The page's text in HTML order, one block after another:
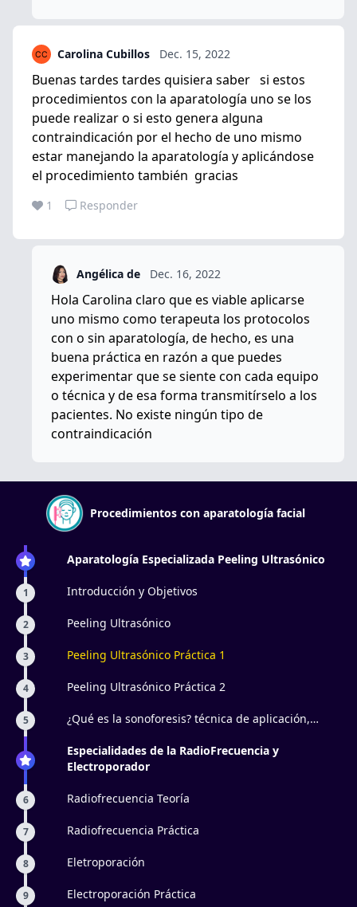
Carolina Cubillos Dec. 15, 2022
Buenas tardes tardes quisiera saber si estos
procedimientos con la aparatología uno se los
puede realizar o si esto genera alguna
contraindicación por el hecho de uno mismo
estar manejando la aparatología y aplicándose
el procedimiento también gracias
1 Responder
Angélica de Dec. 16, 2022
Hola Carolina claro que es viable aplicarse
uno mismo como terapeuta los protocolos
con o sin aparatología, de hecho, es una
buena práctica en razón a que puedes
experimentar que se siente con cada equipo
o técnica y de esa forma transmitírselo a los
pacientes. No existe ningún tipo de
contraindicación
Procedimientos con aparatología facial
Aparatología Especializada Peeling Ultrasónico
1 Introducción y Objetivos
2 Peeling Ultrasónico
3 Peeling Ultrasónico Práctica 1
4 Peeling Ultrasónico Práctica 2
5
¿Qué es la sonoforesis? técnica de aplicación,
ultrasonido.
Especialidades de la RadioFrecuencia y
Electroporador
6 Radiofrecuencia Teoría
7 Radiofrecuencia Práctica
8 Eletroporación
9 Electroporación Práctica